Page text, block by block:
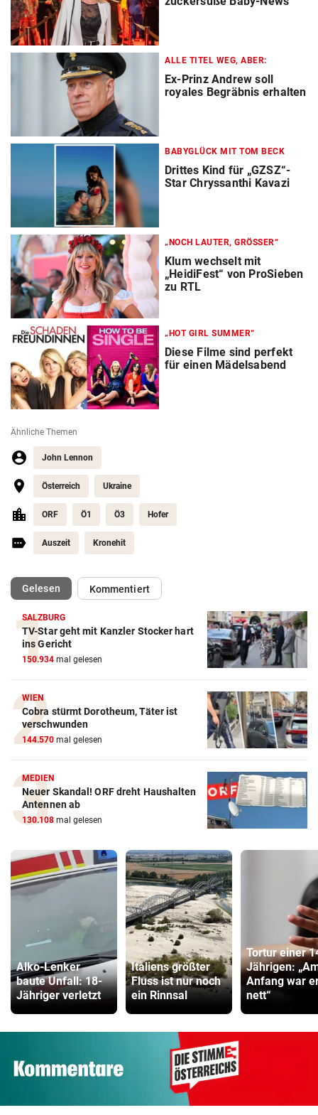
ALLE TITEL WEG, ABER:
Ex-Prinz Andrew soll
royales Begräbnis erhalten
BABYGLÜCK MIT TOM BECK
Drittes Kind für „GZSZ“-
Star Chryssanthi Kavazi
„NOCH LAUTER, GRÖSSER“
Klum wechselt mit
„HeidiFest“ von ProSieben
zu RTL
„HOT GIRL SUMMER“
Diese Filme sind perfekt
für einen Mädelsabend
Ähnliche Themen
John Lennon
Österreich Ukraine
ORF Ö1 Ö3 Hofer
Auszeit Kronehit
Gelesen(ausgewählt)Kommentiert
SALZBURG
TV-Star geht mit Kanzler Stocker hart
ins Gericht
150.934 mal gelesen
WIEN
Cobra stürmt Dorotheum, Täter ist
verschwunden
144.570 mal gelesen
MEDIEN
Neuer Skandal! ORF dreht Haushalten
Antennen ab
130.108 mal gelesen
Alko-Lenker
baute Unfall: 18-
Jähriger verletzt
Italiens größter
Fluss ist nur noch
ein Rinnsal
Tortur einer
Jährigen:
Anfang war
nett“